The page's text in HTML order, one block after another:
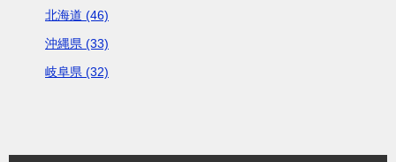
北海道 (46)
沖縄県 (33)
岐阜県 (32)